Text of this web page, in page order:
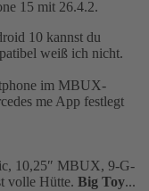
15 mit 26.4.2.
10 kannst du
weiß ich nicht.
im MBUX-
me App festlegt
10,25″ MBUX, 9-G-
volle Hütte. Big Toy...